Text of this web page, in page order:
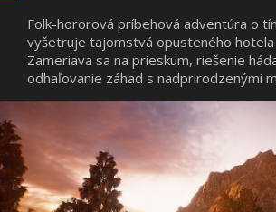
Folk-hororová príbehová adventúra o
vyšetruje tajomstvá opusteného
Zameriava sa na prieskum, riešenie
odhaľovanie záhad s nadprirodzenými